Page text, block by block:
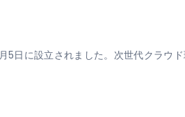
日に設立されました。次世代クラウ